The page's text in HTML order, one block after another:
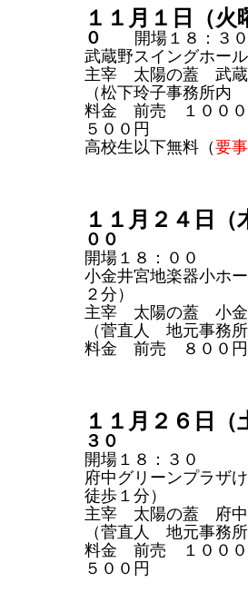
１１月１日（火
０
開場１８：３０
武蔵野スイングホー
主宰 太陽の蓋 武蔵
（松下玲子事務所
料金 前売 １００
５００円
高校生以下無料（要
１１月２４日（
００
開場１８：００
小金井宮地楽器小ホ
２分）
主宰 太陽の蓋 小金
（菅直人 地元事務
料金 前売 ８００
１１月２６日（
３０
開場１８：３０
府中グリーンプラザ
徒歩１分）
主宰 太陽の蓋 府中
（菅直人 地元事務
料金 前売 １００
５００円